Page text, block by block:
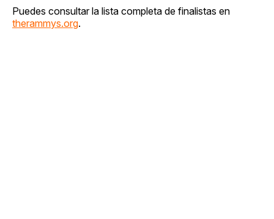
Puedes consultar la lista completa de finalistas en
therammys.org.